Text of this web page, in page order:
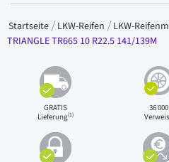
Startseite LKW-Reifen LKW-
TRIANGLE TR665 10 R22.5 141/139M
GRATIS
Lieferung(1)
36 000